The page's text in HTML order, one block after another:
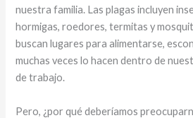
nuestra familia. Las plagas incluyen
hormigas, roedores, termitas y
buscan lugares para alimentarse,
muchas veces lo hacen dentro de
de trabajo.
Pero, ¿por qué deberíamos